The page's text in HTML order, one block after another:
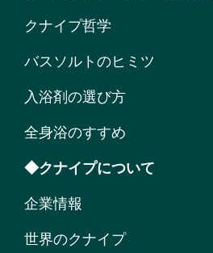
クナイプ哲学
バスソルトのヒミツ
入浴剤の選び方
全身浴のすすめ
◆クナイプについて
企業情報
世界のクナイプ